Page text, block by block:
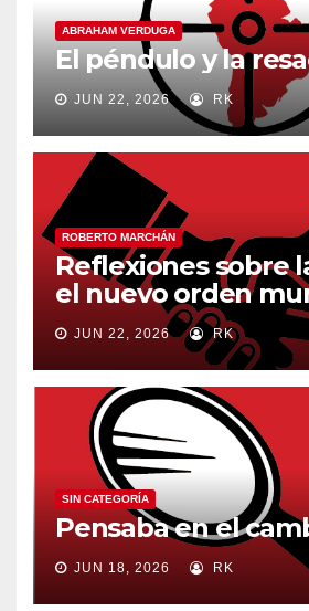
ABRAHAM VERDUGA
El péndulo y la
JUN 22, 2026 RK
ROBERTO MARCHÁN
Reflexiones sobre
el nuevo orden
JUN 22, 2026 RK
SIN CATEGORÍA
Pensaba en el
JUN 18, 2026 RK